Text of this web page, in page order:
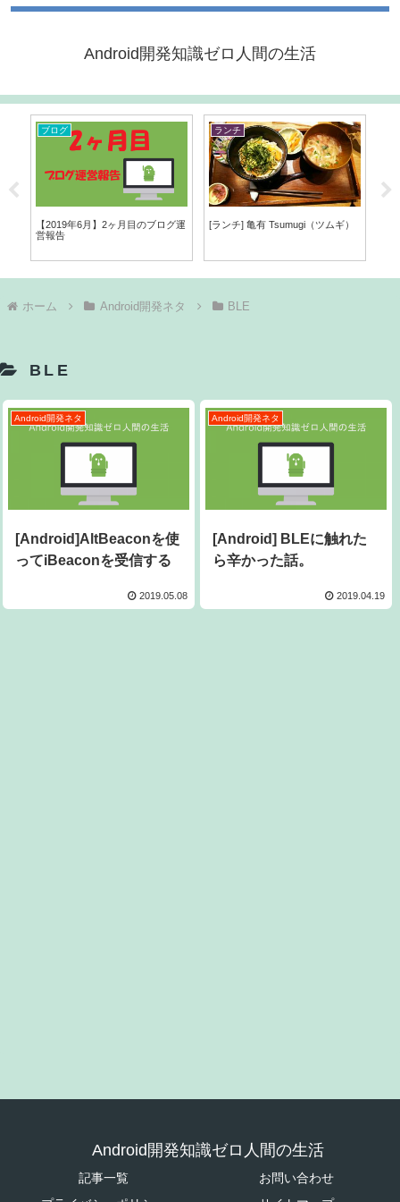
Android開発知識ゼロ人間の生活
ブログ
【2019年6月】2ヶ月目のブログ運
営報告
ランチ
[ランチ] 亀有 Tsumugi（ツムギ）
ホーム Android開発ネタ BLE
BLE
Android開発ネタ
[Android]AltBeaconを使
ってiBeaconを受信する
2019.05.08
Android開発ネタ
[Android] BLEに触れた
ら辛かった話。
2019.04.19
Android開発知識ゼロ人間の生活
記事一覧
お問い合わせ